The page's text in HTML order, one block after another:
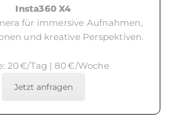
Insta360 X4
für immersive Aufnahmen,
und kreative Perspektiven.
20 €/Tag | 80 €/Woche
Jetzt anfragen